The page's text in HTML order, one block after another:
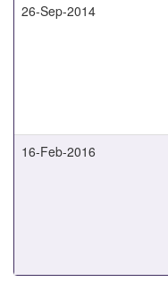
26-Sep-2014
16-Feb-2016